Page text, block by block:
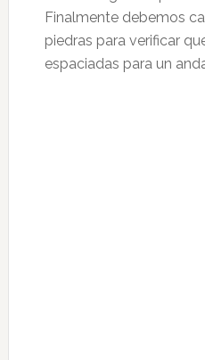
Finalmente debemos
piedras para verificar
espaciadas para un